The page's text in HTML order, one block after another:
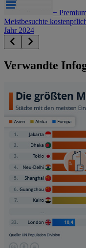
+
Meistbesuchte
Jahr 2024
Verwandte